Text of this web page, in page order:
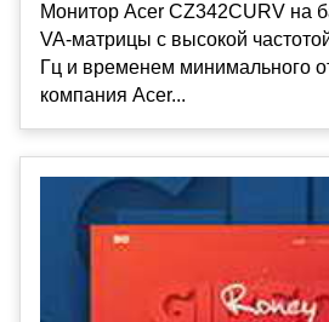
Монитор Acer CZ342CURV на
VA-матрицы с высокой
Гц и временем минимального
компания Acer...